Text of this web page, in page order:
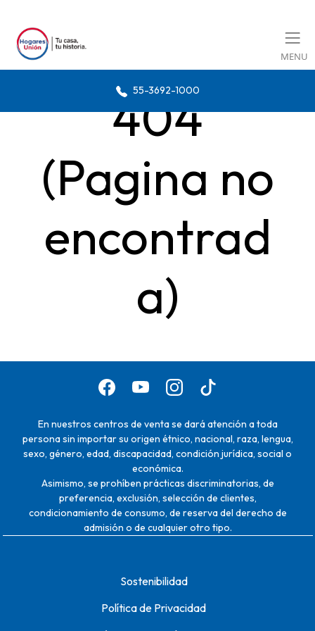
MENU
55-3692-1000
404
(Pagina no
encontrad
a)
En nuestros centros de venta se dará atención a toda
persona sin importar su origen étnico, nacional, raza, lengua,
sexo, género, edad, discapacidad, condición jurídica, social o
económica.
Asimismo, se prohíben prácticas discriminatorias, de
preferencia, exclusión, selección de clientes,
condicionamiento de consumo, de reserva del derecho de
admisión o de cualquier otro tipo.
Sostenibilidad
Política de Privacidad